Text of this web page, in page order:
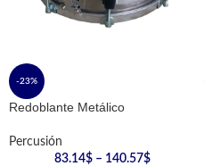
-23%
Redoblante Metálico
Percusión
83.14$ – 140.57$